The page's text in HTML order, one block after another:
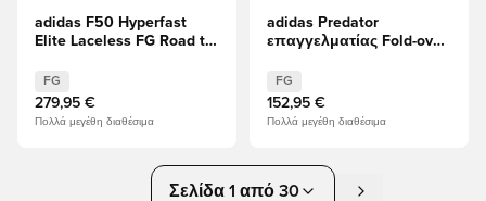
adidas F50 Hyperfast
Elite Laceless FG Road to
μαύρο/Χρυσό Μεταλλικό
FG
279,95 €
Πολλά μεγέθη διαθέσιμα
adidas Predator
επαγγελματίας Fold-over
Solar Turbo/Thermal
Chrome/μαύρο
FG
152,95 €
Πολλά μεγέθη διαθέσιμα
Σελίδα 1 από 30